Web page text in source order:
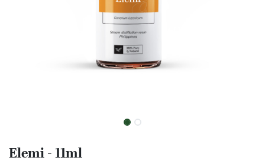
Elemi - 11ml